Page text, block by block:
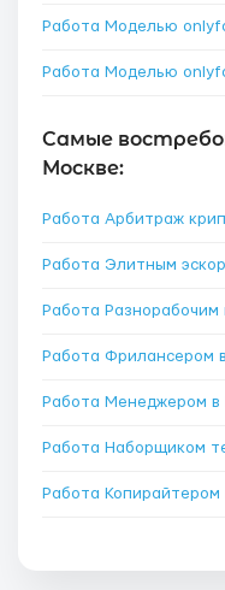
Работа Моделью
Работа Моделью
Самые
Москве:
Работа Арбитраж
Работа Элитным
Работа Разнорабочим
Работа Фрилансером
Работа Менеджером в
Работа Наборщиком
Работа Копирайтером